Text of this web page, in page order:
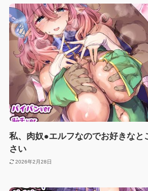
私、肉奴●エルフなのでお好きなと
さい
2026年2月28日